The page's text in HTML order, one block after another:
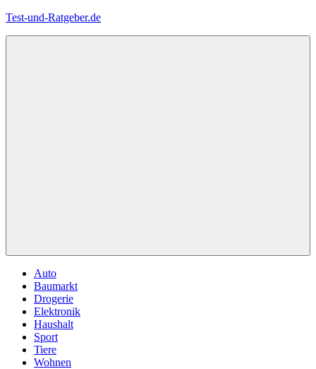
Zum
Test-und-Ratgeber.de
Auto
Baumarkt
Drogerie
Elektronik
Haushalt
Sport
Tiere
Wohnen